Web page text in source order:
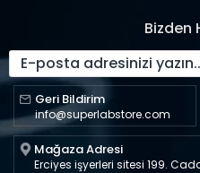
Bizden
Geri Bildirim
info@superlabstore.com
Mağaza Adresi
Erciyes işyerleri sitesi 199.